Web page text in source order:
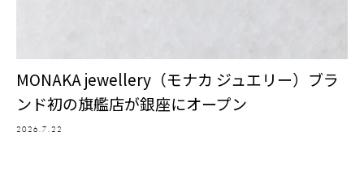
MONAKA jewellery（モナカ ジュエリー）ブラ
ンド初の旗艦店が銀座にオープン
2026.7.22